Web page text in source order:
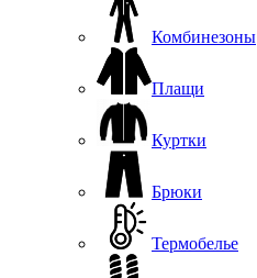
Комбинезоны
Плащи
Куртки
Брюки
Термобелье